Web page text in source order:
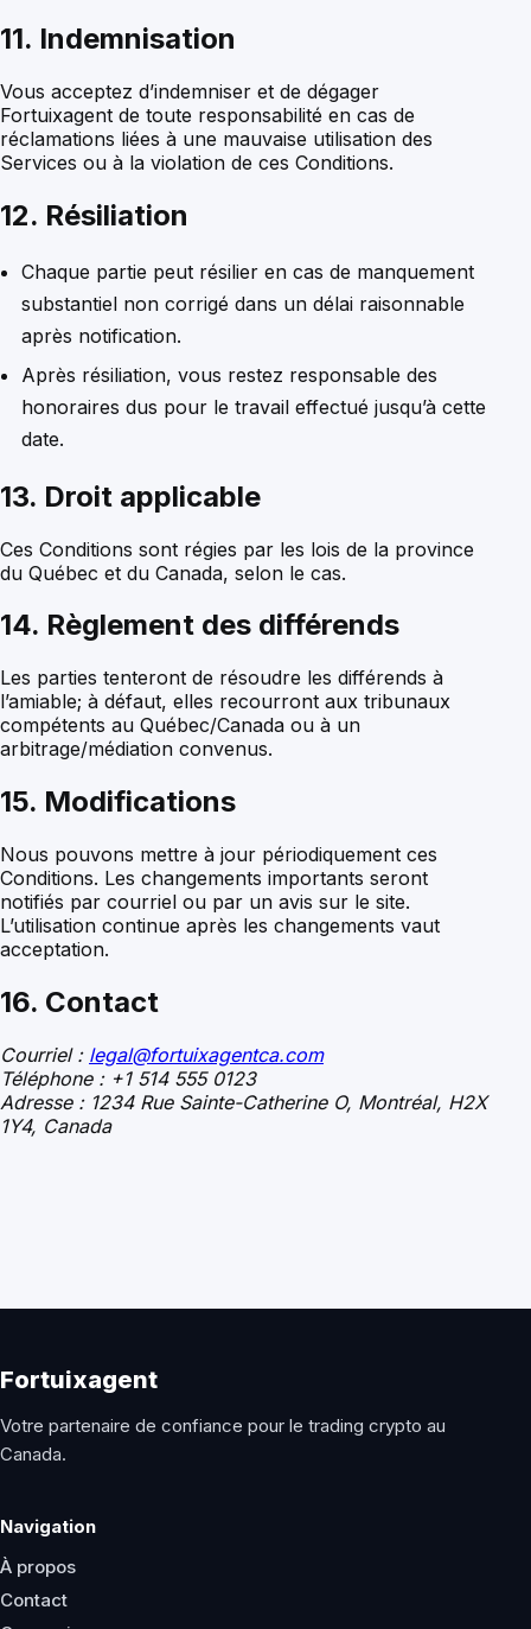
11. Indemnisation
Vous acceptez d’indemniser et de dégager
Fortuixagent de toute responsabilité en cas de
réclamations liées à une mauvaise utilisation des
Services ou à la violation de ces Conditions.
12. Résiliation
Chaque partie peut résilier en cas de manquement
substantiel non corrigé dans un délai raisonnable
après notification.
Après résiliation, vous restez responsable des
honoraires dus pour le travail effectué jusqu’à cette
date.
13. Droit applicable
Ces Conditions sont régies par les lois de la province
du Québec et du Canada, selon le cas.
14. Règlement des différends
Les parties tenteront de résoudre les différends à
l’amiable; à défaut, elles recourront aux tribunaux
compétents au Québec/Canada ou à un
arbitrage/médiation convenus.
15. Modifications
Nous pouvons mettre à jour périodiquement ces
Conditions. Les changements importants seront
notifiés par courriel ou par un avis sur le site.
L’utilisation continue après les changements vaut
acceptation.
16. Contact
Courriel : legal@fortuixagentca.com
Téléphone : +1 514 555 0123
Adresse : 1234 Rue Sainte-Catherine O, Montréal, H2X
1Y4, Canada
Fortuixagent
Votre partenaire de confiance pour le trading crypto au
Canada.
Navigation
À propos
Contact